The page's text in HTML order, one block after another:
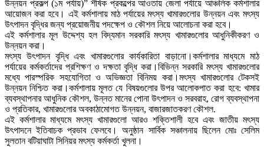
উন্নয়ন প্রকল্প (১ম পর্যায়)” শীর্ষক প্রকল্পের আওতায় জেলা পর্যায়ে আঞ্চলিক কর্মশালার
আয়োজন করা হবে। এই কর্মশালায় মাঠ পর্যায়ের মৎস্য খামারগুলোর উন্নয়ন এবং মৎস্য
উৎপাদন বৃদ্ধির জন্য প্রয়োজনীয় পদক্ষেপ ও কৌশল নিয়ে আলোচনা করা হবে।
এই কর্মশালার মূল উদ্দেশ্য হল বিদ্যমান সরকারি মৎস্য খামারগুলোর আধুনিকীকরণ ও
উন্নয়ন করা।
মৎস্য উৎপাদন বৃদ্ধি এবং খামারগুলোর কার্যকারিতা বাড়ানো।কর্মশালার মাধ্যমে মাঠ
পর্যায়ের কর্মকর্তাদের প্রশিক্ষণ ও দক্ষতা বৃদ্ধি করা।বিভিন্ন সরকারি মৎস্য খামারগুলোর
মধ্যে পারস্পরিক সহযোগিতা ও অভিজ্ঞতা বিনিময় করা।মৎস্য খামারগুলোর টেকসই
উন্নয়ন নিশ্চিত করা।কর্মশালায় মূলত যে বিষয়গুলোর উপর আলোকপাত করা হবে: খামার
ব্যবস্থাপনার আধুনিক কৌশল, উন্নত মানের পোনা উৎপাদন ও সরবরাহ, রোগ ব্যবস্থাপনা
ও প্রতিকার, খামারগুলোর অবকাঠামোগত উন্নয়ন, বাজারজাতকরণ কৌশল.
এই কর্মশালার মাধ্যমে মৎস্য খামারগুলো আরও শক্তিশালী হবে এবং জাতীয় মৎস্য
উৎপাদনে ইতিবাচক প্রভাব ফেলবে। অনুষ্ঠান সার্বিক সঞ্চালনায় ছিলেন মোঃ সেলিম
সুলতান বটিয়াঘাটা সিনিয়র মৎস্য কর্মকর্তা খুলনা।